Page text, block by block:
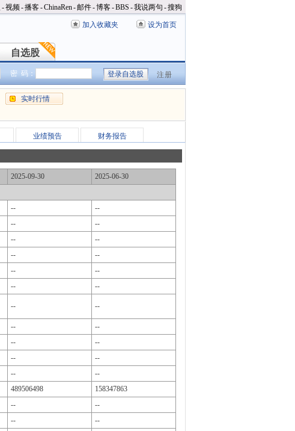
-视频-播客-ChinaRen-邮件-博客-BBS -我说两句 -搜狗
加入收藏夹 设为首页
自选股
自选股
密 码： 注册
实时行情
业绩预告 财务报告
2025-09-30
2025-06-30
--
--
--
--
--
--
--
--
--
--
--
--
-- --
--
--
--
--
--
--
--
--
489506498
158347863
--
--
--
--